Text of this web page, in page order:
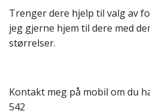
Trenger dere hjelp til valg av
jeg gjerne hjem til dere med
størrelser.
Kontakt meg på mobil om du
542